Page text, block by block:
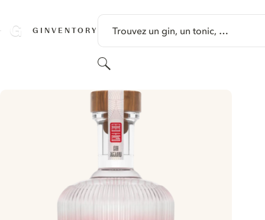
GINVENTORY Trouvez un gin, un tonic, …
Rechercher